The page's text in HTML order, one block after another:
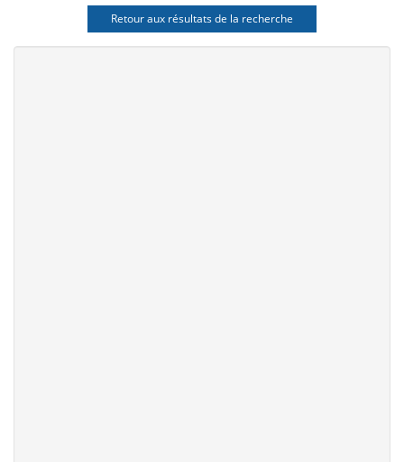
Retour aux résultats de la recherche